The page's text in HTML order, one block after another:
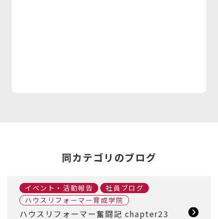
同カテゴリのブログ
イベント・活動報告
社員ブログ
ハウスリフォーマー育成学院
ハウスリフォーマー奮闘記 chapter23